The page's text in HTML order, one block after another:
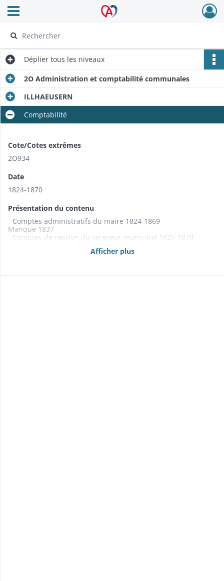
Archives Alsace - Colmar
Ouvrir le menu déroulant
Déplier tous les niveaux
2O Administration et comptabilité communales
ILLHAEUSERN
Comptabilité
Cote/Cotes extrêmes
2O934
Date
1824-1870
Présentation du contenu
- Comptes administratifs du maire 1824-1869
Manque 1837
- Comptes de gestion du receveur municipal 1825-1870
Afficher plus